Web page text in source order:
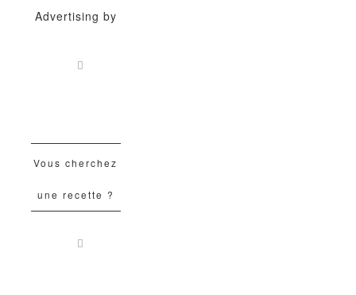
Advertising by
Vous cherchez
une recette ?